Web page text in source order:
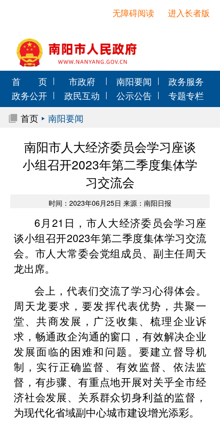
进入长者版
无障碍阅读
首 页 市政府 南阳要闻
政务服务
政务公开
政民互动 公示公告
专题专栏
首页
南阳要闻
南阳市人大经济委员会学习座谈
小组召开2023年第二季度集体学
习交流会
时间：2023年06月25日 来源：南阳日报
6月21日，市人大经济委员会学习座
谈小组召开2023年第二季度集体学习交流
会。市人大常委会党组成员、副主任周天
龙出席。
会上，代表们交流了学习心得体会。
周天龙要求，要发挥代表优势，共聚一
堂、共商发展，广泛收集、梳理企业诉
求，畅通政企沟通的窗口，有效解决企业
发展面临的困难和问题。要建立督导机
制，实行正确监督、有效监督、依法监
督，有步骤、有重点地开展对关乎全市经
济社会发展、关系群众切身利益的监督，
为现代化省域副中心城市建设增光添彩。